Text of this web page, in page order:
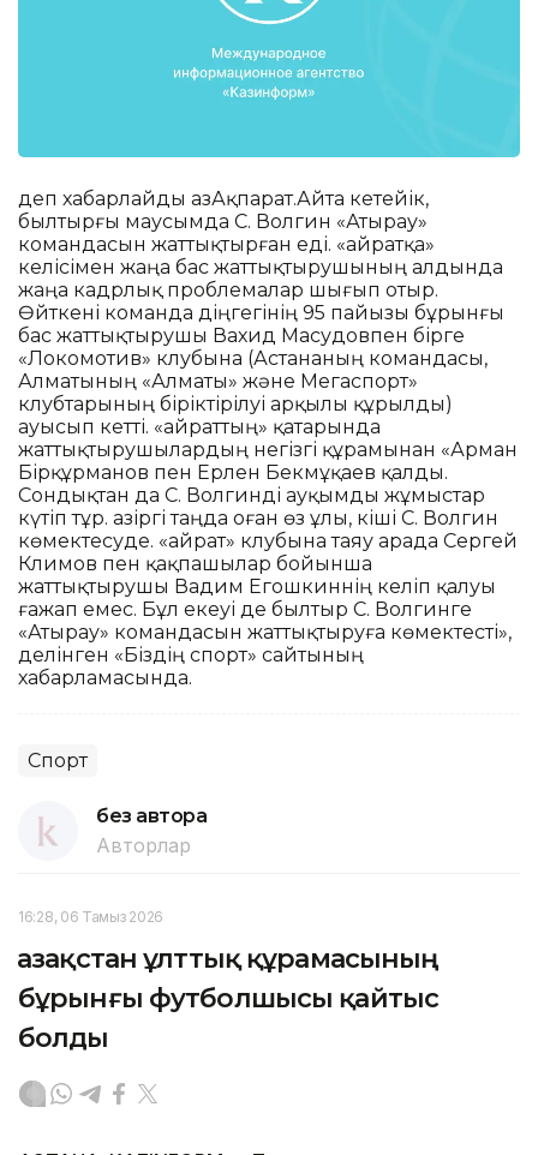
деп хабарлайды ҚазАқпарат.Айта кетейік,
былтырғы маусымда С. Волгин «Атырау»
командасын жаттықтырған еді. «Қайратқа»
келісімен жаңа бас жаттықтырушының алдында
жаңа кадрлық проблемалар шығып отыр.
Өйткені команда діңгегінің 95 пайызы бұрынғы
бас жаттықтырушы Вахид Масудовпен бірге
«Локомотив» клубына (Астананың командасы,
Алматының «Алматы» және Мегаспорт»
клубтарының біріктірілуі арқылы құрылды)
ауысып кетті. «Қайраттың» қатарында
жаттықтырушылардың негізгі құрамынан «Арман
Бірқұрманов пен Ерлен Бекмұқаев қалды.
Сондықтан да С. Волгинді ауқымды жұмыстар
күтіп тұр. Қазіргі таңда оған өз ұлы, кіші С. Волгин
көмектесуде. «Қайрат» клубына таяу арада Сергей
Климов пен қақпашылар бойынша
жаттықтырушы Вадим Егошкиннің келіп қалуы
ғажап емес. Бұл екеуі де былтыр С. Волгинге
«Атырау» командасын жаттықтыруға көмектесті»,
делінген «Біздің спорт» сайтының
хабарламасында.
Спорт
без автора
Авторлар
16:28, 06 Тамыз 2026
Қазақстан ұлттық құрамасының
бұрынғы футболшысы қайтыс
болды